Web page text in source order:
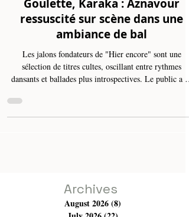
"Hier encore" de Rafik Gharbi au
Festival Méditerranéen de la
Goulette, Karaka : Aznavour
ressuscité sur scène dans une
ambiance de bal
sélection de titres cultes, oscillant entre rythmes
dansants et ballades plus introspectives. Le public a de
les artistes sur scène ont ressuscité ce répe